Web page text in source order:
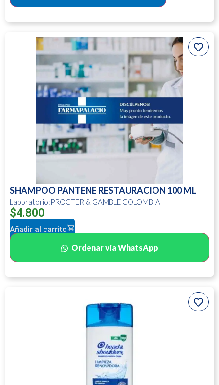
SHAMPOO PANTENE RESTAURACION 100 ML
Laboratorio:PROCTER & GAMBLE COLOMBIA
$4.800
Añadir al carrito
Ordenar vía WhatsApp